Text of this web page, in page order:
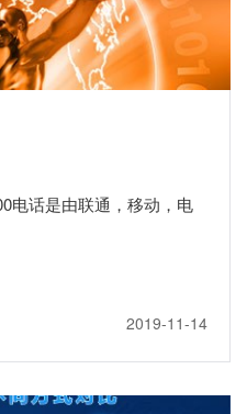
电话是由联通，移动，电
2019-11-14